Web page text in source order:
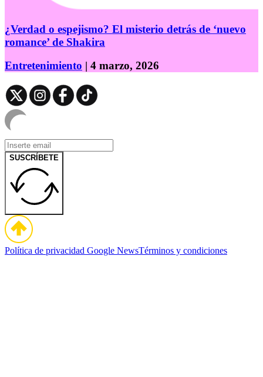
¿Verdad o espejismo? El misterio detrás de ‘nuevo
romance’ de Shakira
Entretenimiento | 4 marzo, 2026
SUSCRÍBETE
Política de privacidad Google NewsTérminos y condiciones